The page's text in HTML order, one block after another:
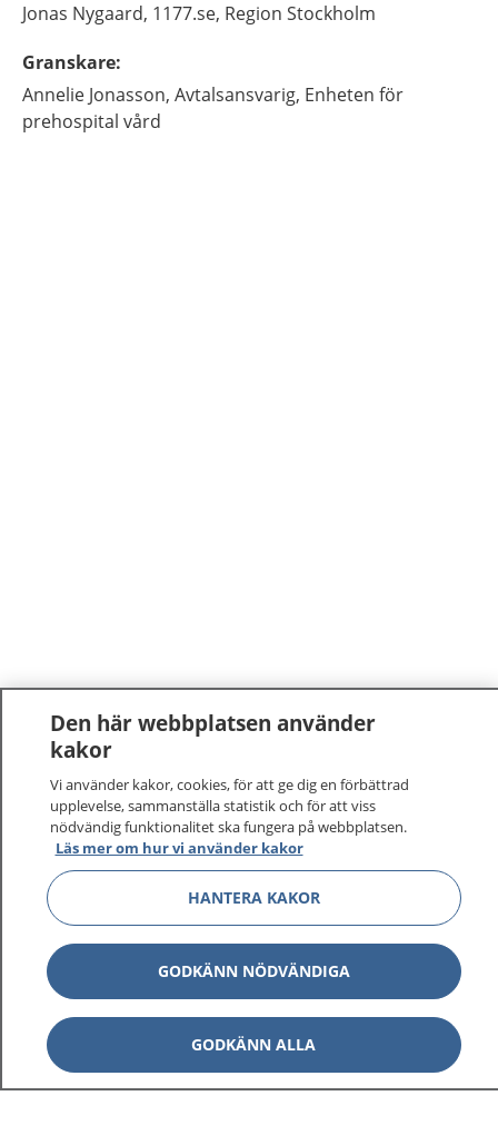
Jonas Nygaard, 1177.se, Region Stockholm
Granskare:
Annelie Jonasson, Avtalsansvarig, Enheten för
prehospital vård
1177–tryggt om din hälsa och vård
På 1177.se får du råd om hälsa och information om
sjukdomar och vilka mottagningar du kan kontakta.
Logga in för att läsa din journal och göra dina
vårdärenden. Ring telefonnummer 1177 för
sjukvårdsrådgivning dygnet runt.
1177 ger dig råd när du vill må bättre.
Den här webbplatsen använder
kakor
Vi använder kakor, cookies, för att ge dig en förbättrad
upplevelse, sammanställa statistik och för att viss
nödvändig funktionalitet ska fungera på webbplatsen.
Läs mer om hur vi använder kakor
HANTERA KAKOR
GODKÄNN NÖDVÄNDIGA
GODKÄNN ALLA